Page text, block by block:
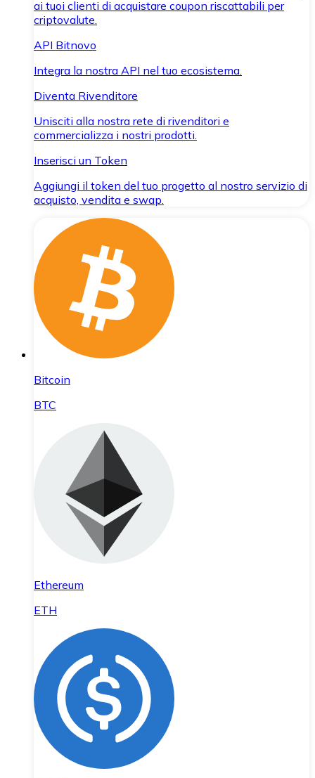
ai tuoi clienti di acquistare coupon riscattabili per
criptovalute.
API Bitnovo
Integra la nostra API nel tuo ecosistema.
Diventa Rivenditore
Unisciti alla nostra rete di rivenditori e
commercializza i nostri prodotti.
Inserisci un Token
Aggiungi il token del tuo progetto al nostro servizio di
acquisto, vendita e swap.
Bitcoin
BTC
Ethereum
ETH